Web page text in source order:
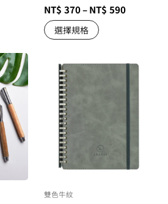
NT$ 370–NT$ 590
選擇規格
雙色牛紋